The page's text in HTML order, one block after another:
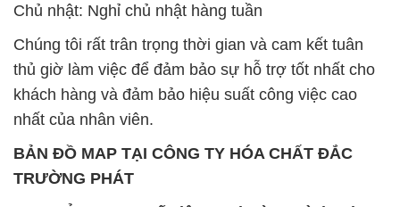
Chủ nhật: Nghỉ chủ nhật hàng tuần
Chúng tôi rất trân trọng thời gian và cam kết tuân
thủ giờ làm việc để đảm bảo sự hỗ trợ tốt nhất cho
khách hàng và đảm bảo hiệu suất công việc cao
nhất của nhân viên.
BẢN ĐỒ MAP TẠI CÔNG TY HÓA CHẤT ĐẮC
TRƯỜNG PHÁT